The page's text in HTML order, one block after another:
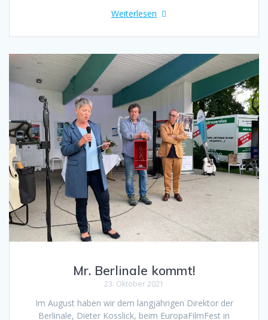
Weiterlesen
Mr. Berlinale kommt!
23. Oktober 2021
Im August haben wir dem langjährigen Direktor der
Berlinale, Dieter Kosslick, beim EuropaFilmFest in